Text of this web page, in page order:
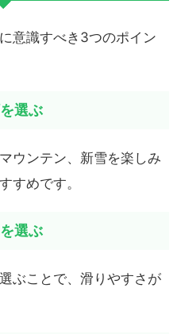
意識すべき3つのポイン
選ぶ
ウンテン、新雪を楽しみ
すめです。
選ぶ
ぶことで、滑りやすさが